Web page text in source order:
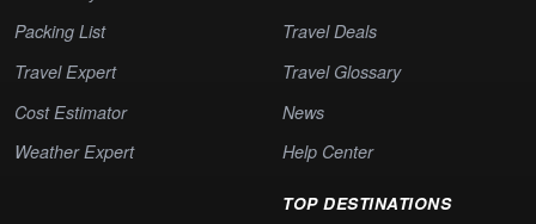
Packing List
Travel Expert
Cost Estimator
Weather Expert
Travel Deals
Travel Glossary
News
Help Center
TOP DESTINATIONS